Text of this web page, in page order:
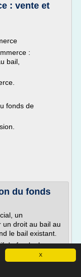
X
: vente et
:
bail,
fonds de
du fonds
un
un droit au bail au
le bail existant.
du fonds de
est une somme
fonds de
(vendeur du